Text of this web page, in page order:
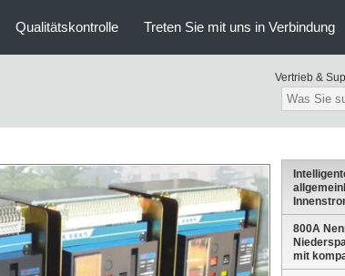
Qualitätskontrolle Treten Sie mit uns in Verbindung
Vertrieb &
der
800A
mit